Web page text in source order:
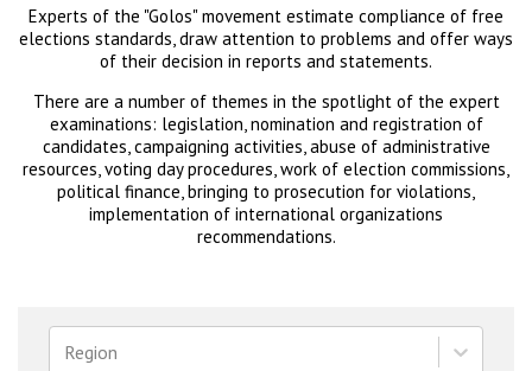
Experts of the "Golos" movement estimate compliance of free
elections standards, draw attention to problems and offer ways
of their decision in reports and statements.
There are a number of themes in the spotlight of the expert
examinations: legislation, nomination and registration of
candidates, campaigning activities, abuse of administrative
resources, voting day procedures, work of election commissions,
political finance, bringing to prosecution for violations,
implementation of international organizations
recommendations.
Region